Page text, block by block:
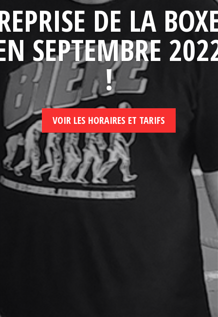
DE LA
SEPTEMBRE
!
VOIR LES HORAIRES ET TARIFS